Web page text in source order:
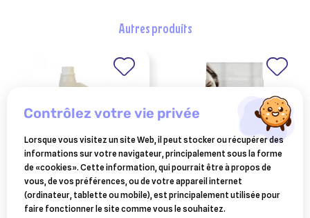
autres produits
HORSE MASTER
gastrix horse master
1.89 l
PURINA
purina pro plan
croquettes liveclear
contrôlez votre vie privée
Lorsque vous visitez un site Web, il peut stocker ou récupérer des
informations sur votre navigateur, principalement sous la forme
de «cookies». Cette information, qui pourrait être à propos de
vous, de vos préférences, ou de votre appareil internet
(ordinateur, tablette ou mobile), est principalement utilisée pour
faire fonctionner le site comme vous le souhaitez.